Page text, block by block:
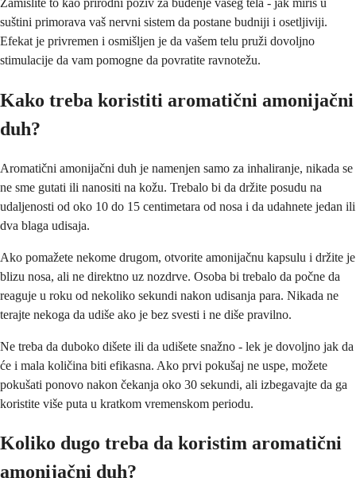
suštini primorava vaš nervni sistem da postane budniji i osetljiviji.
Efekat je privremen i osmišljen je da vašem telu pruži dovoljno
stimulacije da vam pomogne da povratite ravnotežu.
Kako treba koristiti aromatični amonijačni
duh?
Aromatični amonijačni duh je namenjen samo za inhaliranje, nikada se
ne sme gutati ili nanositi na kožu. Trebalo bi da držite posudu na
udaljenosti od oko 10 do 15 centimetara od nosa i da udahnete jedan ili
dva blaga udisaja.
Ako pomažete nekome drugom, otvorite amonijačnu kapsulu i držite je
blizu nosa, ali ne direktno uz nozdrve. Osoba bi trebalo da počne da
reaguje u roku od nekoliko sekundi nakon udisanja para. Nikada ne
terajte nekoga da udiše ako je bez svesti i ne diše pravilno.
Ne treba da duboko dišete ili da udišete snažno - lek je dovoljno jak da
će i mala količina biti efikasna. Ako prvi pokušaj ne uspe, možete
pokušati ponovo nakon čekanja oko 30 sekundi, ali izbegavajte da ga
koristite više puta u kratkom vremenskom periodu.
Koliko dugo treba da koristim aromatični
amonijačni duh?